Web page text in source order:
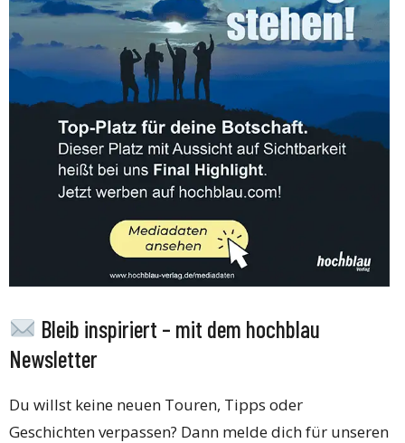
Bleib inspiriert – mit dem hochblau
Newsletter
Du willst keine neuen Touren, Tipps oder
Geschichten verpassen? Dann melde dich für unseren